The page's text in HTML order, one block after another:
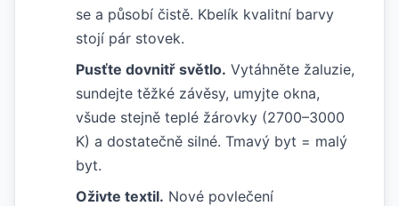
se a působí čistě. Kbelík kvalitní barvy
stojí pár stovek.
Pusťte dovnitř světlo. Vytáhněte žaluzie,
sundejte těžké závěsy, umyjte okna,
všude stejně teplé žárovky (2700–3000
K) a dostatečně silné. Tmavý byt = malý
byt.
Oživte textil. Nové povlečení